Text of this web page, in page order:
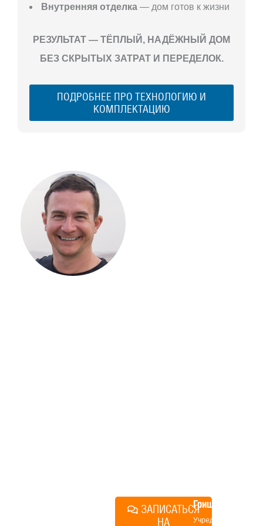
Внутренняя отделка — дом готов к жизни
РЕЗУЛЬТАТ — ТЁПЛЫЙ, НАДЁЖНЫЙ ДОМ
БЕЗ СКРЫТЫХ ЗАТРАТ И ПЕРЕДЕЛОК.
ПОДРОБНЕЕ ПРО ТЕХНОЛОГИЮ И
КОМПЛЕКТАЦИЮ
ЗАПИСАТЬСЯ
НА
Грищенко
Учредитель и